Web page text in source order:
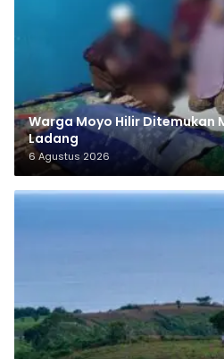
Warga Moyo Hilir Ditemukan
Ladang
6 Agustus 2026